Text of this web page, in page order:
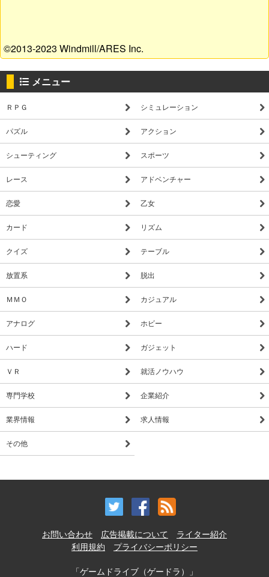
©2013-2023 Windmill/ARES Inc.
メニュー
ＲＰＧ シミュレーション
パズル アクション
シューティング スポーツ
レース アドベンチャー
恋愛 乙女
カード リズム
クイズ テーブル
放置系 脱出
ＭＭＯ カジュアル
アナログ ホビー
ハード ガジェット
ＶＲ 就活ノウハウ
専門学校 企業紹介
業界情報 求人情報
その他
お問い合わせ 広告掲載について
ライター紹介
利用規約
プライバシーポリシー
「ゲームドライブ（ゲードラ）」